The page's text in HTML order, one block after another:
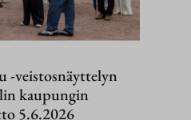
2026
-veistosnäyttelyn
kaupungin
5.6.2026